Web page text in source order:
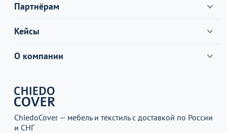
Партнёрам
Кейсы
О компании
ChiedoCover — мебель и текстиль с доставкой по России
и СНГ